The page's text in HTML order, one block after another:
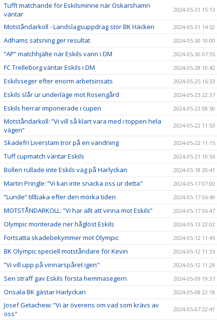
Tufft matchande för Eskilsminne när Oskarshamn
väntar
2024-05-31 15:13
Motståndarkoll - Landslagsuppdrag stör BK Häcken 2024-05-31 14:52
Adhams satsning ger resultat 2024-05-30 10:00
”AP” matchhjälte när Eskils vann i DM 2024-05-30 07:55
FC Trelleborg väntar Eskils i DM 2024-05-28 10:42
Eskilsseger efter enorm arbetsinsats 2024-05-25 16:33
Eskils slår ur underläge mot Rosengård 2024-05-23 22:37
Eskils herrar imponerade i cupen 2024-05-23 08:50
Motståndarkoll: ”Vi vill så klart vara med i toppen hela
vägen”
2024-05-22 11:53
Skadefri Liverstam tror på en vändning 2024-05-22 11:15
Tuff cupmatch väntar Eskils 2024-05-21 10:56
Bollen rullade inte Eskils väg på Harlyckan 2024-05-18 20:41
Martin Pringle: ”Vi kan inte snacka oss ur detta" 2024-05-17 07:00
”Lunde” tillbaka efter den mörka tiden 2024-05-17 06:49
MOTSTÅNDARKOLL: ”Vi har allt att vinna mot Eskils” 2024-05-17 06:47
Olympic monterade ner håglöst Eskils 2024-05-13 22:02
Fortsatta skadebekymmer mot Olympic 2024-05-12 11:45
BK Olympic speciell motståndare för Kevin 2024-05-12 11:33
”Vi vill upp på vinnarspåret igen" 2024-05-12 11:29
Sen straff gav Eskils första hemmasegern 2024-05-09 19:37
Onsala BK gästar Harlyckan 2024-05-08 22:18
Josef Getachew: ”Vi är överens om vad som krävs av
oss"
2024-05-07 22:41